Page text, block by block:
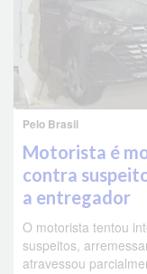
Pelo Brasil
Motorista é
contra
a entregador
O motorista tentou
suspeitos,
atravessou